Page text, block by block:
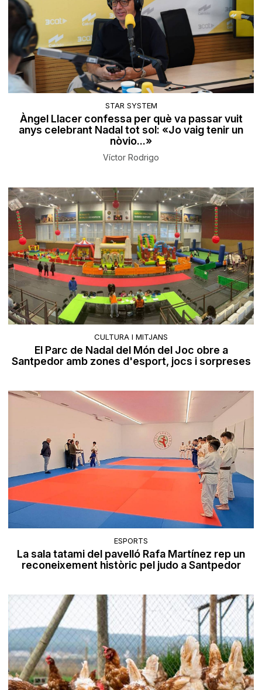
STAR SYSTEM
Àngel Llacer confessa per què va passar vuit
anys celebrant Nadal tot sol: «Jo vaig tenir un
nòvio...»
Víctor Rodrigo
CULTURA I MITJANS
El Parc de Nadal del Món del Joc obre a
Santpedor amb zones d'esport, jocs i sorpreses
ESPORTS
La sala tatami del pavelló Rafa Martínez rep un
reconeixement històric pel judo a Santpedor